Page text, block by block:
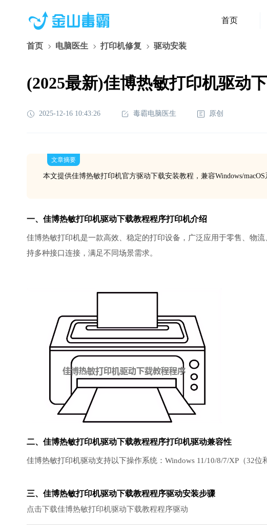
首页
首页 电脑医生 打印机修复 驱动安装
(2025最新)佳博热敏打印机驱动
2025-12-16 10:43:26 毒霸电脑医生 原创
文章摘要
本文提供佳博热敏打印机官方驱动下载安装教程，兼容Windows/
一、佳博热敏打印机驱动下载教程程序打印机介绍
佳博热敏打印机是一款高效、稳定的打印设备，广泛应用于零售、物
持多种接口连接，满足不同场景需求。
二、佳博热敏打印机驱动下载教程程序打印机驱动兼容性
佳博热敏打印机驱动支持以下操作系统：Windows 11/10/8/7/XP（32位
三、佳博热敏打印机驱动下载教程程序驱动安装步骤
点击下载佳博热敏打印机驱动下载教程程序驱动